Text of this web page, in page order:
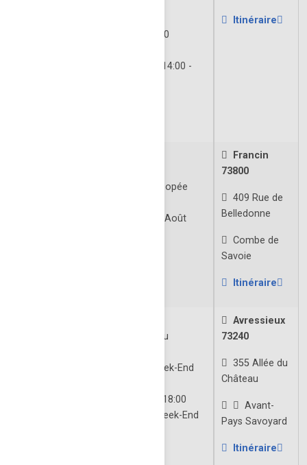
tlj | 10:00 12:00 - 14:00 - 18:00
Mardi & jeudi | 10:00 12:00 - 14:00 -
Itinéraire
Expositions de documents de l'épopée
Ouverture: Fin-Juillet à Mi-Août
Francin
73800
409 Rue de
Belledonne
Combe de
Savoie
Itinéraire
Collections insolites et diverses du
Ouverture: Avril - Mai | Week-End
Juillet - Août | tlj 14h00 à 18:00
Septembre - Octobre | Week-End
Avressieux
73240
355 Allée du
Château
Avant-
Pays Savoyard
Itinéraire